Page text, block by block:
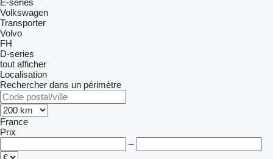
E-series
Volkswagen
Transporter
Volvo
FH
D-series
tout afficher
Localisation
Rechercher dans un périmètre
France
Prix
–